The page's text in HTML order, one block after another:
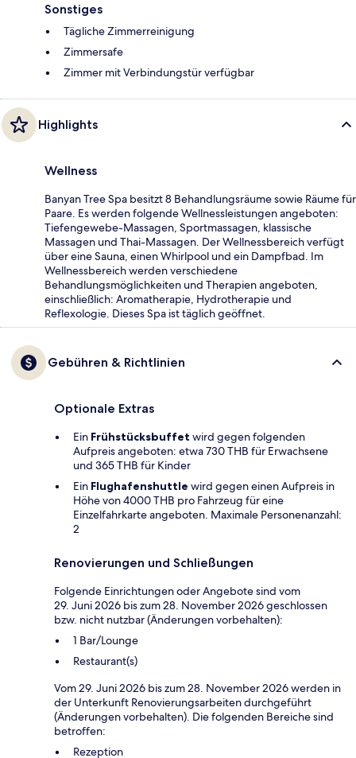
Sonstiges
Tägliche Zimmerreinigung
Zimmersafe
Zimmer mit Verbindungstür verfügbar
Highlights
Wellness
Banyan Tree Spa besitzt 8 Behandlungsräume sowie Räume für
Paare. Es werden folgende Wellnessleistungen angeboten:
Tiefengewebe-Massagen, Sportmassagen, klassische
Massagen und Thai-Massagen. Der Wellnessbereich verfügt
über eine Sauna, einen Whirlpool und ein Dampfbad. Im
Wellnessbereich werden verschiedene
Behandlungsmöglichkeiten und Therapien angeboten,
einschließlich: Aromatherapie, Hydrotherapie und
Reflexologie. Dieses Spa ist täglich geöffnet.
Gebühren & Richtlinien
Optionale Extras
Ein Frühstücksbuffet wird gegen folgenden
Aufpreis angeboten: etwa 730 THB für Erwachsene
und 365 THB für Kinder
Ein Flughafenshuttle wird gegen einen Aufpreis in
Höhe von 4000 THB pro Fahrzeug für eine
Einzelfahrkarte angeboten. Maximale Personenanzahl:
2
Renovierungen und Schließungen
Folgende Einrichtungen oder Angebote sind vom
29. Juni 2026 bis zum 28. November 2026 geschlossen
bzw. nicht nutzbar (Änderungen vorbehalten):
1 Bar/Lounge
Restaurant(s)
Vom 29. Juni 2026 bis zum 28. November 2026 werden in
der Unterkunft Renovierungsarbeiten durchgeführt
(Änderungen vorbehalten). Die folgenden Bereiche sind
betroffen:
Rezeption